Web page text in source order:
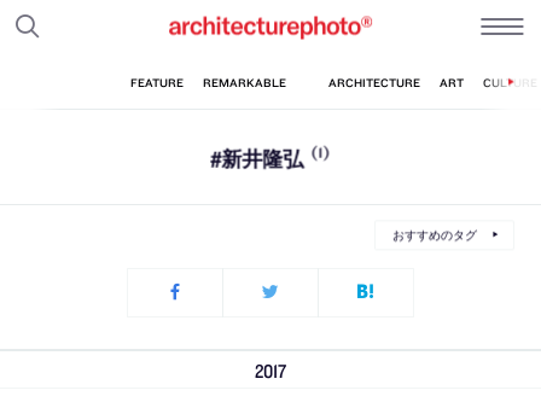
#新井隆弘 (1)
おすすめのタグ
2017